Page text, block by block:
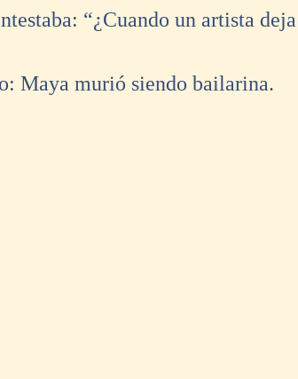
“¿Cuando un artista
Maya murió siendo bailarina.